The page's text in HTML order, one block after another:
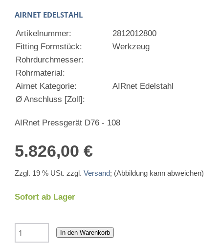
AIRNET EDELSTAHL
Artikelnummer:
2812012800
Fitting Formstück:
Werkzeug
Rohrdurchmesser:
Rohrmaterial:
Airnet Kategorie:
AIRnet Edelstahl
Ø Anschluss [Zoll]:
AIRnet Pressgerät D76 - 108
5.826,00 €
Zzgl. 19 % USt. zzgl. Versand; (Abbildung kann abweichen)
Sofort ab Lager
In den Warenkorb